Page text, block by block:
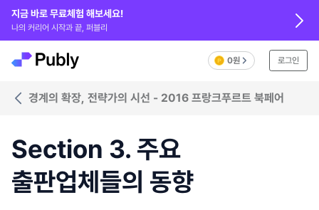
지금 바로 무료체험 해보세요!
나의 커리어 시작과 끝, 퍼블리
0원 로그인
경계의 확장, 전략가의 시선 - 2016 프랑크푸르트 북페어
Section 3. 주요
출판업체들의 동향